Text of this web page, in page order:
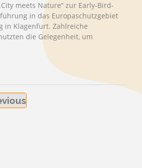
meets Nature“ zur Early-Bird-
in das Europaschutzgebiet
in Klagenfurt. Zahlreiche
die Gelegenheit, um